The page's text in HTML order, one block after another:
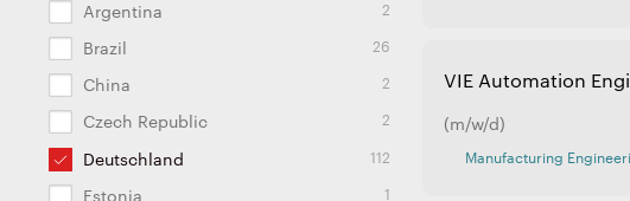
Argentina 2
Brazil 26
China 2
Czech Republic 2
Deutschland 112
Estonia 1
VIE Automation
(m/w/d)
Manufacturing